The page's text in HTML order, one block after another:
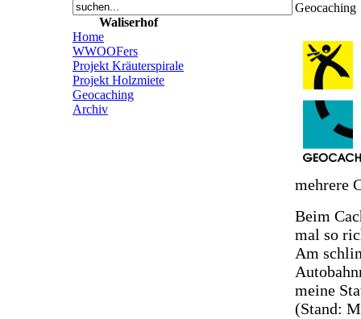
Waliserhof
Home
WWOOFers
Projekt Kräuterspirale
Projekt Holzmiete
Geocaching
Archiv
Geocaching
mehrere
Beim
mal so
Am
meine
(Stand: